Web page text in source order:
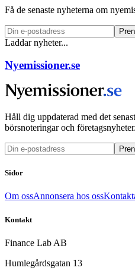
Få de senaste nyheterna om
Laddar nyheter...
Nyemissioner.se
Håll dig uppdaterad med det
börsnoteringar och företagsnyheter.
Sidor
Om ossAnnonsera hos oss
Kontakt
Finance Lab AB
Humlegårdsgatan 13